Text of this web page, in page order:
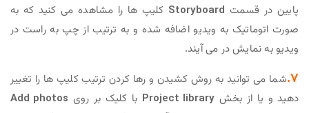
پایین در قسمت Storyboard کلیپ ها را مشاهده می کنید که به
صورت اتوماتیک به ویدیو اضافه شده و به ترتیب از چپ به راست در
ویدیو به نمایش در می آیند.
۷. شما می توانید به روش کشیدن و رها کردن ترتیب کلیپ ها را تغییر
دهید و یا از بخش Project library با کلیک بر روی Add photos